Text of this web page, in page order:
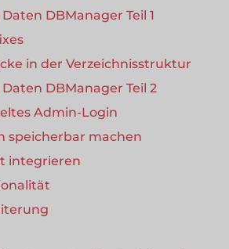
DBManager Teil 1
in der Verzeichnisstruktur
DBManager Teil 2
Admin-Login
speicherbar machen
integrieren